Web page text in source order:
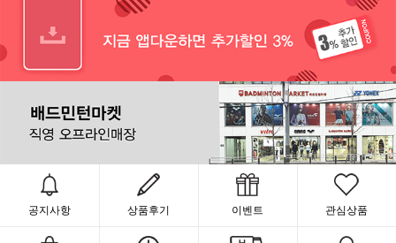
공지사항 상품후기 이벤트 관심상품